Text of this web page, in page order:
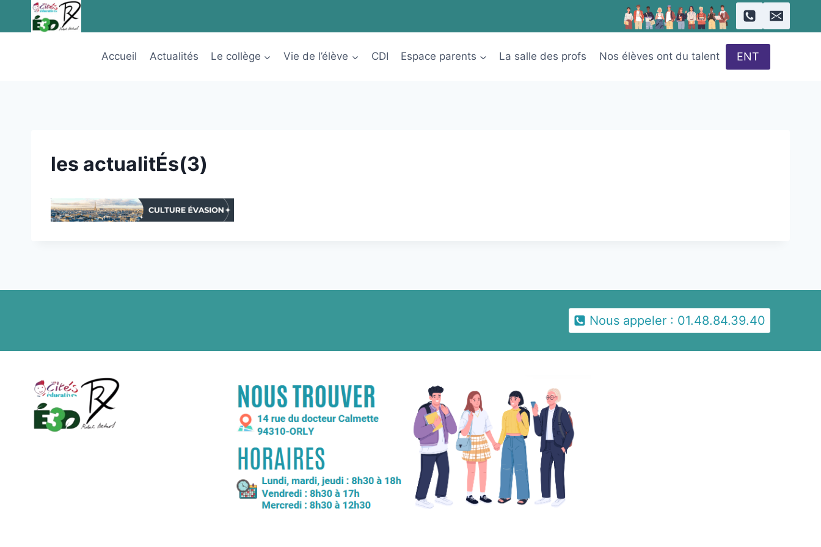
Accueil
Actualités Le collège Vie de l’élève CDI Espace parents La salle des profs Nos élèves ont du talent ENT
les actualitÉs(3)
Nous appeler : 01.48.84.39.40